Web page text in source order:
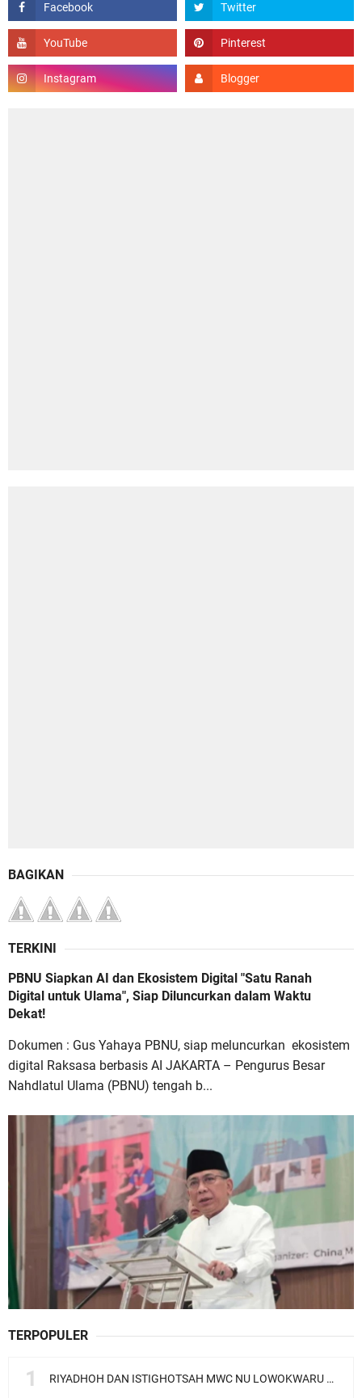
BAGIKAN
TERKINI
PBNU Siapkan AI dan Ekosistem Digital "Satu Ranah
Digital untuk Ulama", Siap Diluncurkan dalam Waktu
Dekat!
Dokumen : Gus Yahaya PBNU, siap meluncurkan ekosistem
digital Raksasa berbasis AI JAKARTA – Pengurus Besar
Nahdlatul Ulama (PBNU) tengah b...
TERPOPULER
RIYADHOH DAN ISTIGHOTSAH MWC NU LOWOKWARU Menyambut Muktamar NU ke-35, Meneguhkan Sanad Laku Para Muassis